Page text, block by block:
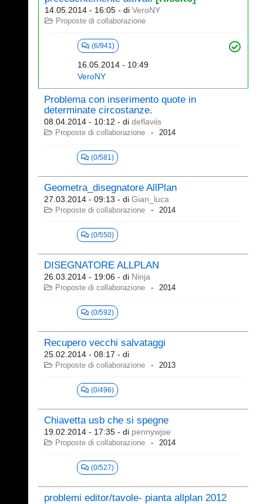
14.05.2014 - 16:05 - di VeroNY
Proposte di collaborazione
(6/941)
16.05.2014 - 10:49
VeroNY
Problema con inserimento quote in
determinate circostanze.
08.04.2014 - 10:12 - di deflaviis
Proposte di collaborazione 2014
(0/581)
Geometra_disegnatore AllPlan
27.03.2014 - 09:13 - di Gian_luca
Proposte di collaborazione 2014
(0/550)
DISEGNATORE ALLPLAN
26.03.2014 - 19:06 - di Ninja
Proposte di collaborazione 2014
(0/592)
Recupero vecchi salvataggi
25.02.2014 - 08:17 - di
Proposte di collaborazione 2013
(0/496)
Chiavetta usb che si spegne
19.02.2014 - 17:35 - di pennywjse
Proposte di collaborazione 2014
(0/527)
problemi editor/tavole- pianta allplan 2012